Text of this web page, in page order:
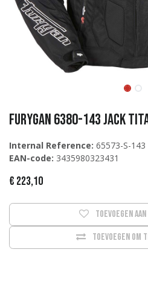
Furygan 6380-143 Jack
Internal Reference: 65573-S-143
EAN-code: 3435980323431
€ 223,10
Toevoegen
Toevoegen